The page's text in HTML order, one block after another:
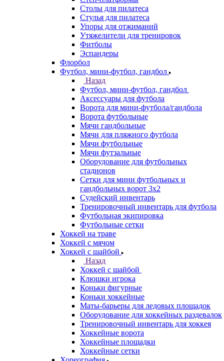
Столы для пилатеса
Стулья для пилатеса
Упоры для отжиманий
Утяжелители для тренировок
Фитболы
Эспандеры
Флорбол
Футбол, мини-футбол, гандбол
Назад
Футбол, мини-футбол, гандбол
Аксессуары для футбола
Ворота для мини-футбола/гандбола
Ворота футбольные
Мячи гандбольные
Мячи для пляжного футбола
Мячи футбольные
Мячи футзальные
Оборудование для футбольных
стадионов
Сетки для мини футбольных и
гандбольных ворот 3х2
Судейский инвентарь
Тренировочный инвентарь для футбола
Футбольная экипировка
Футбольные сетки
Хоккей на траве
Хоккей с мячом
Хоккей с шайбой
Назад
Хоккей с шайбой
Клюшки игрока
Коньки фигурные
Коньки хоккейные
Маты-барьеры для ледовых площадок
Оборудование для хоккейных раздевалок
Тренировочный инвентарь для хоккея
Хоккейные ворота
Хоккейные площадки
Хоккейные сетки